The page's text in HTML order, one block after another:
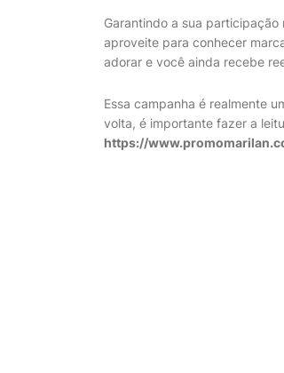
Garantindo a sua
aproveite para conhecer
adorar e você ainda recebe
Essa campanha é realmente
volta, é importante fazer a
https://